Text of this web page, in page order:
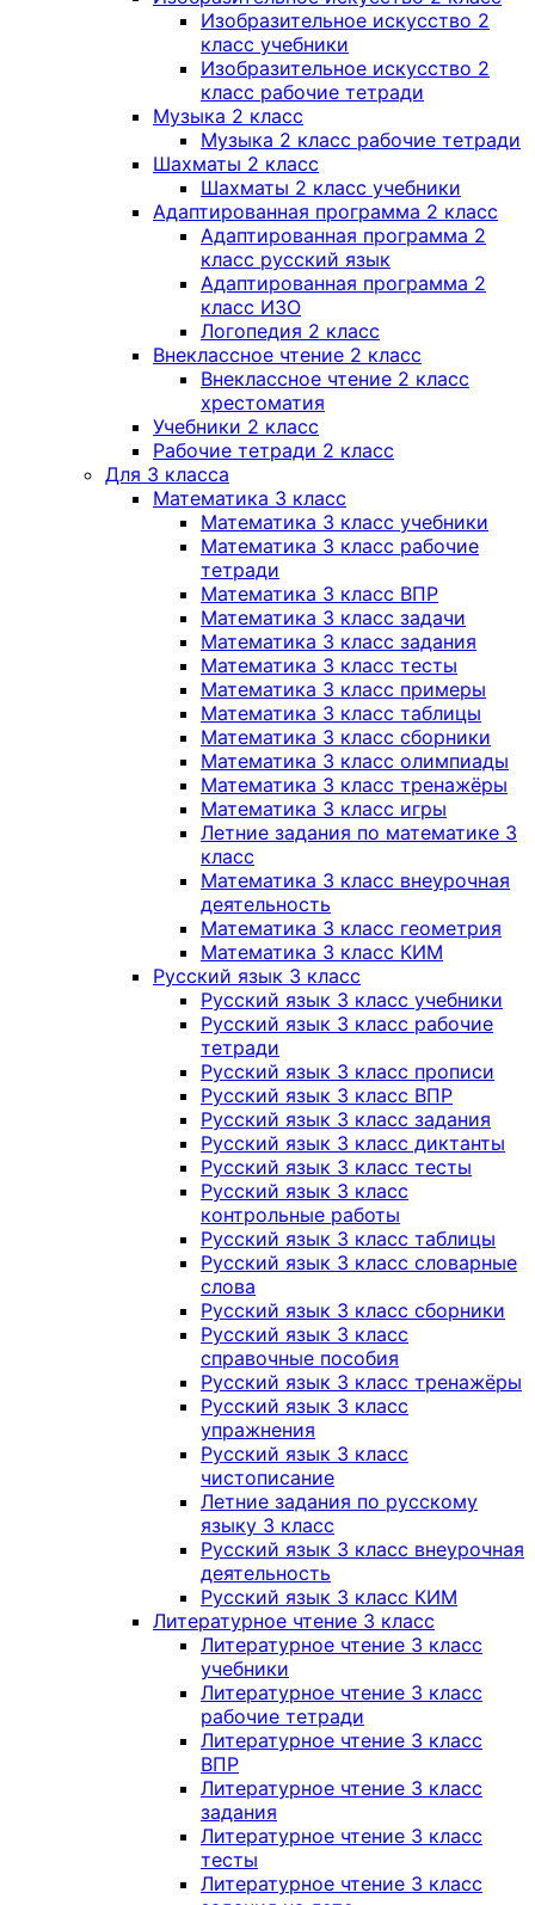
Изобразительное искусство 2
класс учебники
Изобразительное искусство 2
класс рабочие тетради
Музыка 2 класс
Музыка 2 класс рабочие тетради
Шахматы 2 класс
Шахматы 2 класс учебники
Адаптированная программа 2 класс
Адаптированная программа 2
класс русский язык
Адаптированная программа 2
класс ИЗО
Логопедия 2 класс
Внеклассное чтение 2 класс
Внеклассное чтение 2 класс
хрестоматия
Учебники 2 класс
Рабочие тетради 2 класс
Для 3 класса
Математика 3 класс
Математика 3 класс учебники
Математика 3 класс рабочие
тетради
Математика 3 класс ВПР
Математика 3 класс задачи
Математика 3 класс задания
Математика 3 класс тесты
Математика 3 класс примеры
Математика 3 класс таблицы
Математика 3 класс сборники
Математика 3 класс олимпиады
Математика 3 класс тренажёры
Математика 3 класс игры
Летние задания по математике 3
класс
Математика 3 класс внеурочная
деятельность
Математика 3 класс геометрия
Математика 3 класс КИМ
Русский язык 3 класс
Русский язык 3 класс учебники
Русский язык 3 класс рабочие
тетради
Русский язык 3 класс прописи
Русский язык 3 класс ВПР
Русский язык 3 класс задания
Русский язык 3 класс диктанты
Русский язык 3 класс тесты
Русский язык 3 класс
контрольные работы
Русский язык 3 класс таблицы
Русский язык 3 класс словарные
слова
Русский язык 3 класс сборники
Русский язык 3 класс
справочные пособия
Русский язык 3 класс тренажёры
Русский язык 3 класс
упражнения
Русский язык 3 класс
чистописание
Летние задания по русскому
языку 3 класс
Русский язык 3 класс внеурочная
деятельность
Русский язык 3 класс КИМ
Литературное чтение 3 класс
Литературное чтение 3 класс
учебники
Литературное чтение 3 класс
рабочие тетради
Литературное чтение 3 класс
ВПР
Литературное чтение 3 класс
задания
Литературное чтение 3 класс
тесты
Литературное чтение 3 класс